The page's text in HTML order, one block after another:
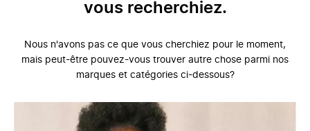
vous recherchiez.
Nous n'avons pas ce que vous cherchiez pour le moment,
mais peut-être pouvez-vous trouver autre chose parmi nos
marques et catégories ci-dessous?